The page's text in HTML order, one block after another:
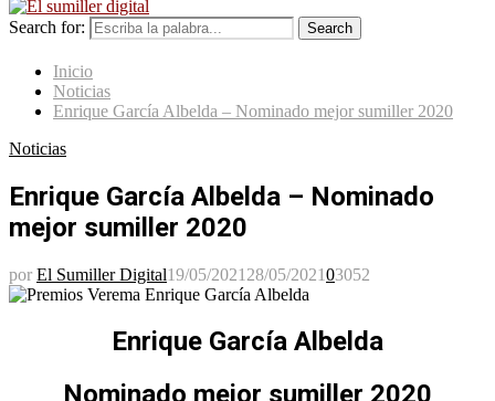
Search for: Search
Inicio
Noticias
Enrique García Albelda – Nominado mejor sumiller 2020
Noticias
Enrique García Albelda – Nominado
mejor sumiller 2020
por El Sumiller Digital19/05/2021 28/05/202103052
Enrique García Albelda
Nominado mejor sumiller 2020